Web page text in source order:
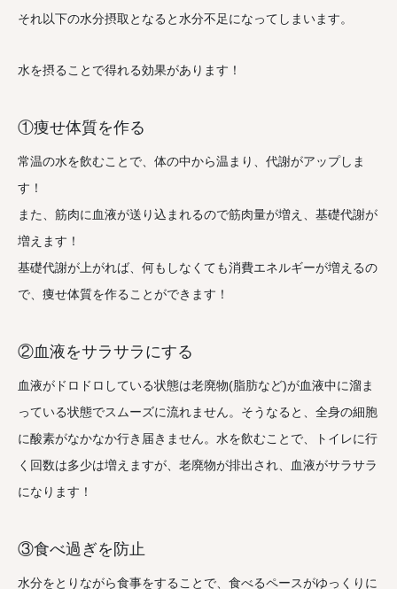
それ以下の水分摂取となると水分不足になってしまいます。
水を摂ることで得れる効果があります！
①痩せ体質を作る
常温の水を飲むことで、体の中から温まり、代謝がアップしま
す！
また、筋肉に血液が送り込まれるので筋肉量が増え、基礎代謝が
増えます！
基礎代謝が上がれば、何もしなくても消費エネルギーが増えるの
で、痩せ体質を作ることができます！
②血液をサラサラにする
血液がドロドロしている状態は老廃物(脂肪など)が血液中に溜ま
っている状態でスムーズに流れません。そうなると、全身の細胞
に酸素がなかなか行き届きません。水を飲むことで、トイレに行
く回数は多少は増えますが、老廃物が排出され、血液がサラサラ
になります！
③食べ過ぎを防止
水分をとりながら食事をすることで、食べるペースがゆっくりに